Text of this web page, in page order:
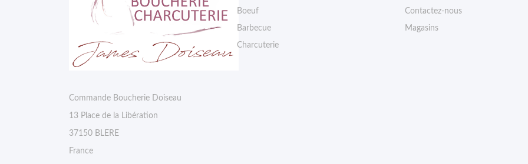
Commande Boucherie Doiseau
13 Place de la Libération
37150 BLERE
France
Boeuf
Barbecue
Charcuterie
Contactez-nous
Magasins